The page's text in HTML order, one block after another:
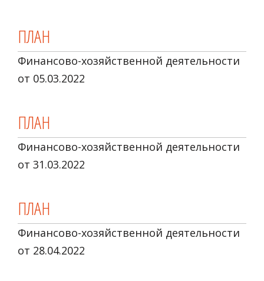
ПЛАН
Финансово-хозяйственной деятельности
от 05.03.2022
ПЛАН
Финансово-хозяйственной деятельности
от 31.03.2022
ПЛАН
Финансово-хозяйственной деятельности
от 28.04.2022